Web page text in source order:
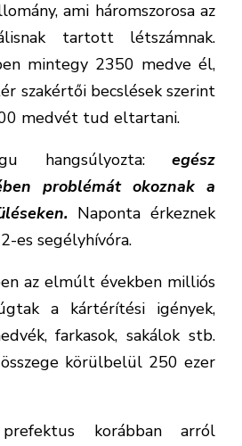
ami háromszorosa az
tartott létszámnak.
mintegy 2350 medve él,
szakértői becslések szerint
medvét tud eltartani.
hangsúlyozta: egész
problémát okoznak a
Naponta érkeznek
es segélyhívóra.
az elmúlt években milliós
a kártérítési igények,
farkasok, sakálok stb.
körülbelül 250 ezer
korábban arról